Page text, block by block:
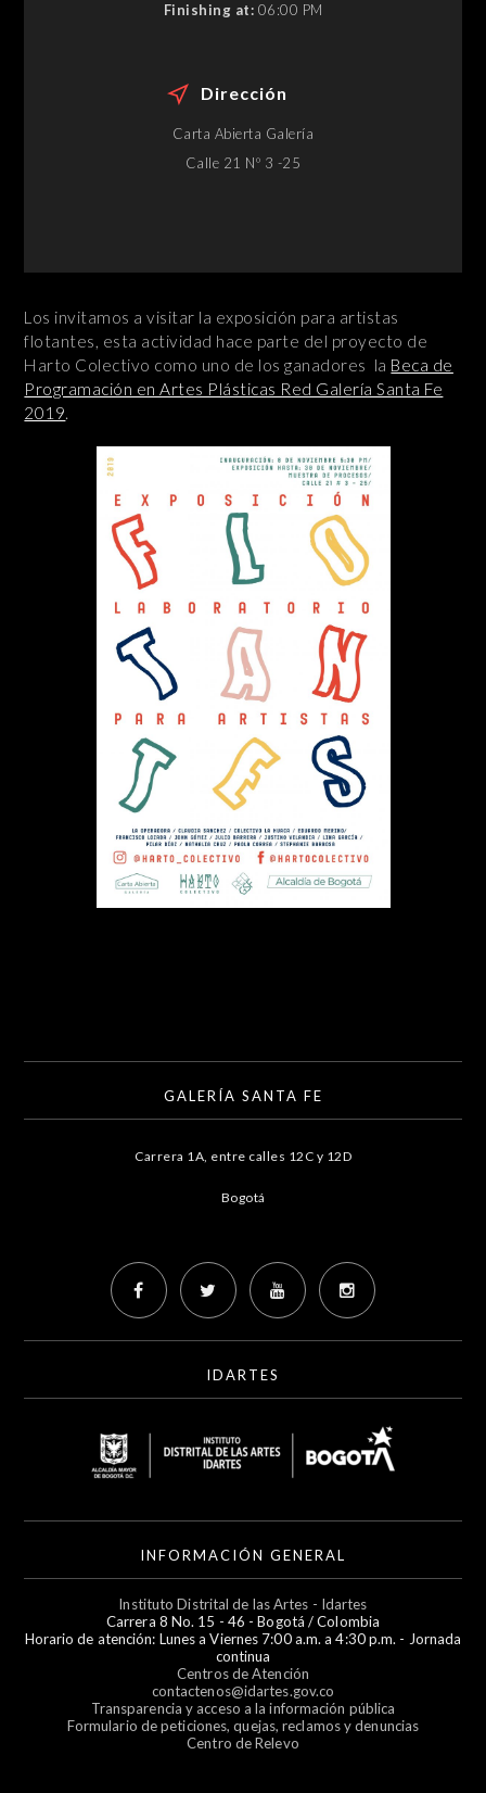
Finishing at: 06:00 PM
Dirección
Carta Abierta Galería
Calle 21 Nº 3 -25
Los invitamos a visitar la exposición para artistas
flotantes, esta actividad hace parte del proyecto de
Harto Colectivo como uno de los ganadores la Beca de
Programación en Artes Plásticas Red Galería Santa Fe
2019.
GALERÍA SANTA FE
Carrera 1A, entre calles 12C y 12D
Bogotá
IDARTES
INFORMACIÓN GENERAL
Instituto Distrital de las Artes - Idartes
Carrera 8 No. 15 - 46 - Bogotá / Colombia
Horario de atención: Lunes a Viernes 7:00 a.m. a 4:30 p.m. - Jornada
continua
Centros de Atención
contactenos@idartes.gov.co
Transparencia y acceso a la información pública
Formulario de peticiones, quejas, reclamos y denuncias
Centro de Relevo